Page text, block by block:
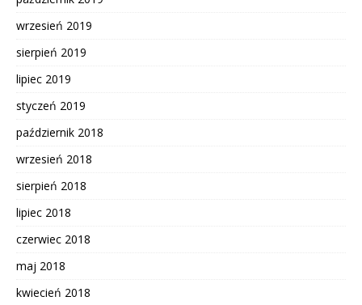
wrzesień 2019
sierpień 2019
lipiec 2019
styczeń 2019
październik 2018
wrzesień 2018
sierpień 2018
lipiec 2018
czerwiec 2018
maj 2018
kwiecień 2018